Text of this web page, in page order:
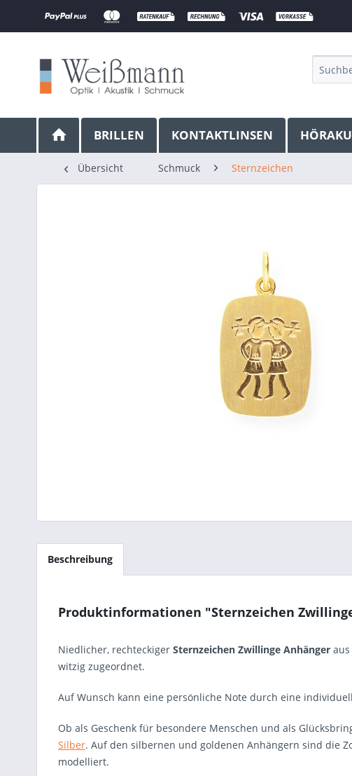
BRILLEN KONTAKTLINSEN
Übersicht Schmuck Sternzeichen
Beschreibung
Produktinformationen "Sternzeichen
Niedlicher, rechteckiger Sternzeichen Zwillinge Anhänger aus
witzig zugeordnet.
Auf Wunsch kann eine persönliche Note durch eine
Ob als Geschenk für besondere Menschen und als
Silber. Auf den silbernen und goldenen Anhängern sind die
modelliert.